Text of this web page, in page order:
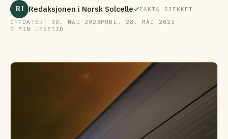
RI Redaksjonen i Norsk Solcelle
FAKTA SJEKKET
OPPDATERT 30. MAI 2023 PUBL. 28. MAI 2023
3 MIN LESETID